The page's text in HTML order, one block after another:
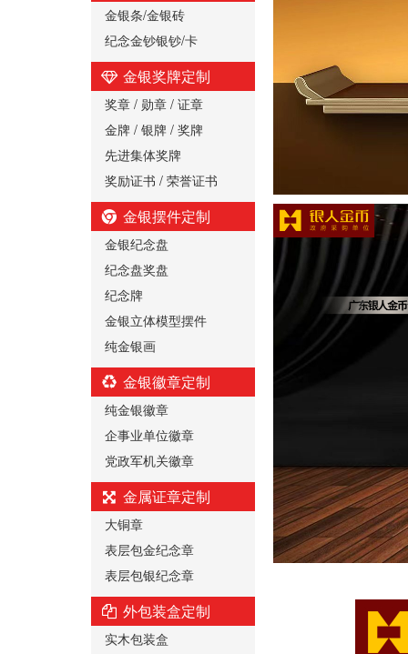
金银条/金银砖
纪念金钞银钞/卡
金银奖牌定制
奖章 / 勋章 / 证章
金牌 / 银牌 / 奖牌
先进集体奖牌
奖励证书 / 荣誉证书
金银摆件定制
金银纪念盘
纪念盘奖盘
纪念牌
金银立体模型摆件
纯金银画
金银徽章定制
纯金银徽章
企事业单位徽章
党政军机关徽章
金属证章定制
大铜章
表层包金纪念章
表层包银纪念章
外包装盒定制
实木包装盒